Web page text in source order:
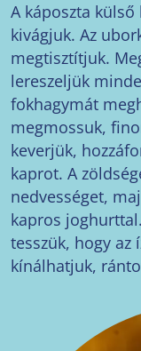
A káposzta
kivágjuk. Az
megtisztítjuk.
lereszeljük
fokhagymát
megmossuk,
keverjük,
kaprot. A
nedvességet,
kapros
tesszük, hogy az
kínálhatjuk,